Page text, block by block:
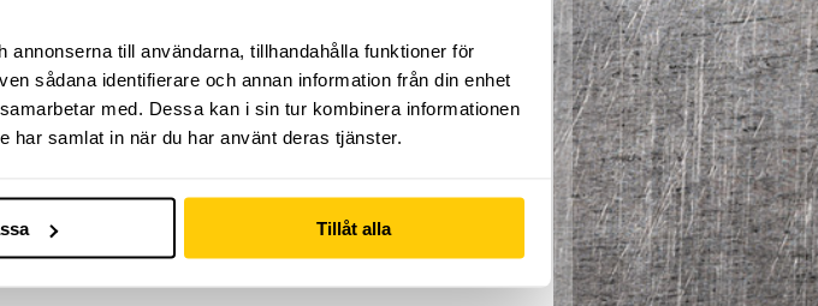
till användarna, tillhandahålla funktioner för
sådana identifierare och annan information från din enhet
med. Dessa kan i sin tur kombinera informationen
har samlat in när du har använt deras tjänster.
Tillåt alla
Adrenaline Zone!
inom teknik, utrustning, klättringsleder.
får du träffa andra deltagare som älskar att
nivå du är idag. Alla mellan 11 - 15 år är
träningstillfället är 10:e november och sista